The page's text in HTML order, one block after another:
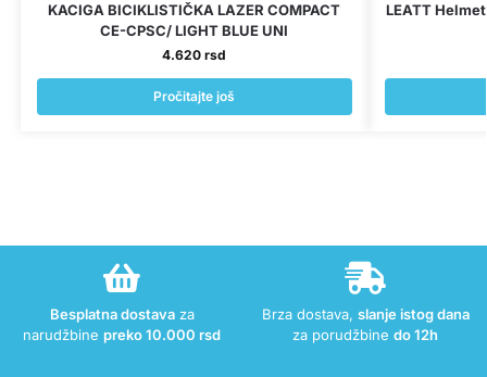
KACIGA BICIKLISTIČKA LAZER COMPACT
CE-CPSC/ LIGHT BLUE UNI
4.620rsd
Pročitajte još
LEATT
Besplatna dostavaza
narudžbine preko 10.000 rsd
Brza dostava, slanje istog dana
za porudžbine do 12h